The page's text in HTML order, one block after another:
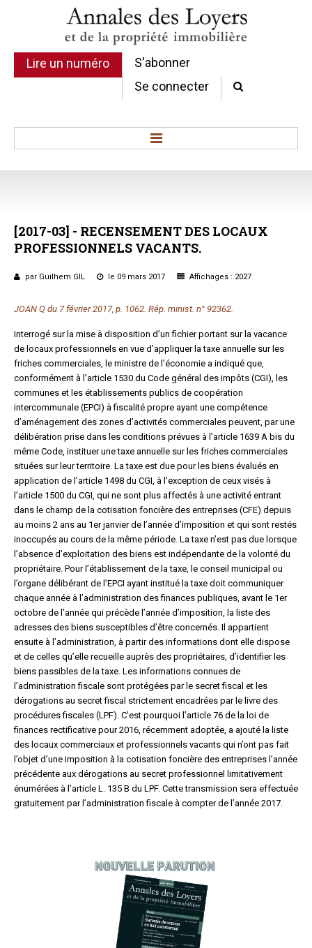
Lire un numéro
S'abonner
Se connecter
Sommaires
Chroniques
Etudes de texte
Conclusions et Rapports
Formez-vous !
[2017-03] - RECENSEMENTDES LOCAUX
PROFESSIONNELS VACANTS.
par Guilhem GIL le 09 mars 2017 Affichages : 2027
JOAN Q du 7 février 2017, p. 1062. Rép. minist. n° 92362.
Interrogé sur la mise à disposition d’un fichier portant sur la vacance
de locaux professionnels en vue d’appliquer la taxe annuelle sur les
friches commerciales, le ministre de l’économie a indiqué que,
conformément à l’article 1530 du Code général des impôts (CGI), les
communes et les établissements publics de coopération
intercommunale (EPCI) à fiscalité propre ayant une compétence
d’aménagement des zones d’activités commerciales peuvent, par une
délibération prise dans les conditions prévues à l’article 1639 A bis du
même Code, instituer une taxe annuelle sur les friches commerciales
situées sur leur territoire. La taxe est due pour les biens évalués en
application de l’article 1498 du CGI, à l’exception de ceux visés à
l’article 1500 du CGI, qui ne sont plus affectés à une activité entrant
dans le champ de la cotisation foncière des entreprises (CFE) depuis
au moins 2 ans au 1er janvier de l’année d’imposition et qui sont restés
inoccupés au cours de la même période. La taxe n’est pas due lorsque
l’absence d’exploitation des biens est indépendante de la volonté du
propriétaire. Pour l’établissement de la taxe, le conseil municipal ou
l’organe délibérant de l’EPCI ayant institué la taxe doit communiquer
chaque année à l’administration des finances publiques, avant le 1er
octobre de l’année qui précède l’année d’imposition, la liste des
adresses des biens susceptibles d’être concernés. Il appartient
ensuite à l’administration, à partir des informations dont elle dispose
et de celles qu’elle recueille auprès des propriétaires, d’identifier les
biens passibles de la taxe. Les informations connues de
l’administration fiscale sont protégées par le secret fiscal et les
dérogations au secret fiscal strictement encadrées par le livre des
procédures fiscales (LPF). C’est pourquoi l’article 76 de la loi de
finances rectificative pour 2016, récemment adoptée, a ajouté la liste
des locaux commerciaux et professionnels vacants qui n’ont pas fait
l’objet d’une imposition à la cotisation foncière des entreprises l’année
précédente aux dérogations au secret professionnel limitativement
énumérées à l’article L. 135 B du LPF. Cette transmission sera effectuée
gratuitement par l’administration fiscale à compter de l’année 2017.